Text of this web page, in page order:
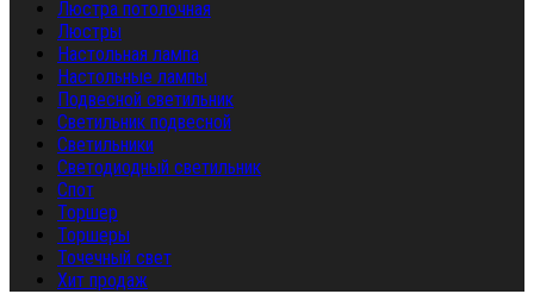
Люстра потолочная
Люстры
Настольная лампа
Настольные лампы
Подвесной светильник
Светильник подвесной
Светильники
Светодиодный светильник
Спот
Торшер
Торшеры
Точечный свет
Хит продаж